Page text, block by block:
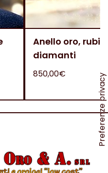
Anello oro,
diamanti
850,00€